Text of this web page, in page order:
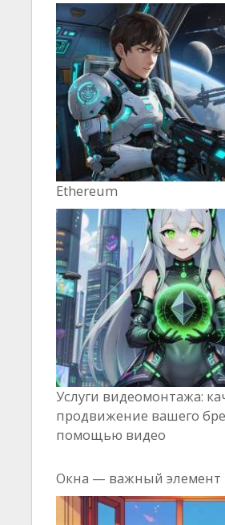
Ethereum
Услуги видеомонтажа:
продвижение вашего
помощью видео
Окна — важный элемент